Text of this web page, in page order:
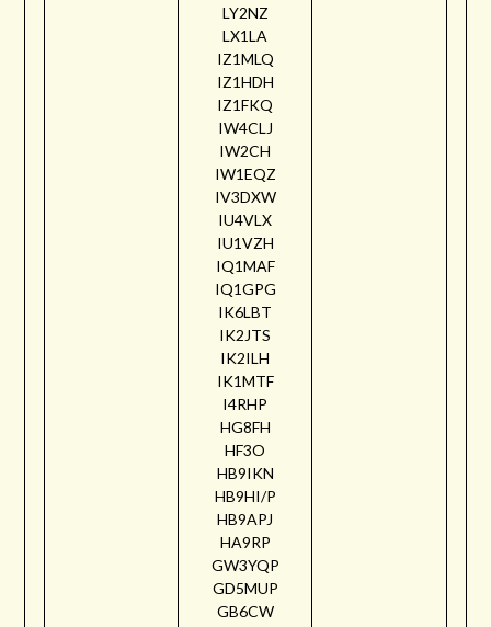
LY2NZ
LX1LA
IZ1MLQ
IZ1HDH
IZ1FKQ
IW4CLJ
IW2CH
IW1EQZ
IV3DXW
IU4VLX
IU1VZH
IQ1MAF
IQ1GPG
IK6LBT
IK2JTS
IK2ILH
IK1MTF
I4RHP
HG8FH
HF3O
HB9IKN
HB9HI/P
HB9APJ
HA9RP
GW3YQP
GD5MUP
GB6CW